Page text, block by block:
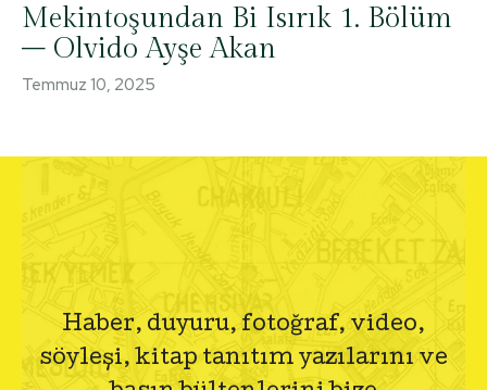
Mekintoşundan Bi Isırık 1. Bölüm
– Olvido Ayşe Akan
Temmuz 10, 2025
Haber, duyuru, fotoğraf, video,
söyleşi, kitap tanıtım yazılarını ve